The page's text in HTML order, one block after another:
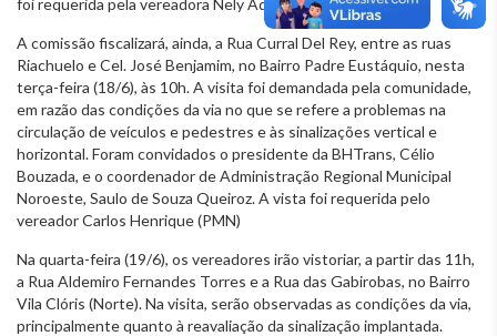
A comissão fiscalizará, ainda, a Rua Curral Del Rey, entre as ruas
Riachuelo e Cel. José Benjamim, no Bairro Padre Eustáquio, nesta
terça-feira (18/6), às 10h. A visita foi demandada pela comunidade,
em razão das condições da via no que se refere a problemas na
circulação de veículos e pedestres e às sinalizações vertical e
horizontal. Foram convidados o presidente da BHTrans, Célio
Bouzada, e o coordenador de Administração Regional Municipal
Noroeste, Saulo de Souza Queiroz. A vista foi requerida pelo
vereador Carlos Henrique (PMN)
Na quarta-feira (19/6), os vereadores irão vistoriar, a partir das 11h,
a Rua Aldemiro Fernandes Torres e a Rua das Gabirobas, no Bairro
Vila Clóris (Norte). Na visita, serão observadas as condições da via,
principalmente quanto à reavaliação da sinalização implantada.